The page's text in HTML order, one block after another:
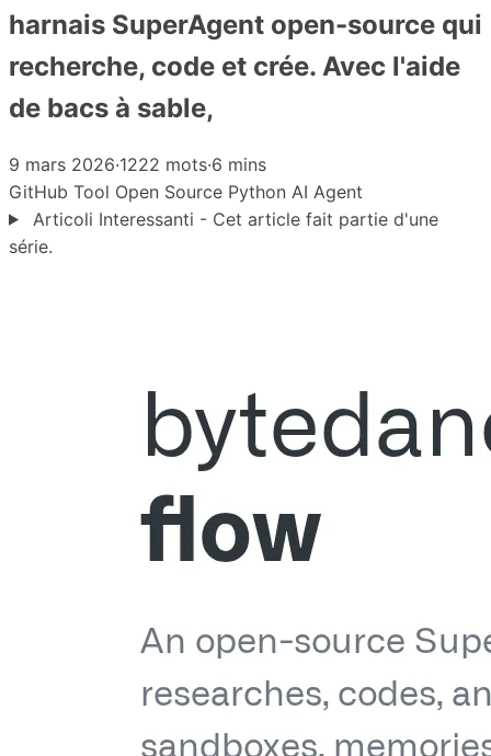
harnais SuperAgent open-source qui
recherche, code et crée. Avec l'aide
de bacs à sable,
9 mars 2026·1222 mots·6 mins
GitHub Tool Open Source Python AI Agent
Articoli Interessanti - Cet article fait partie d'une
série.